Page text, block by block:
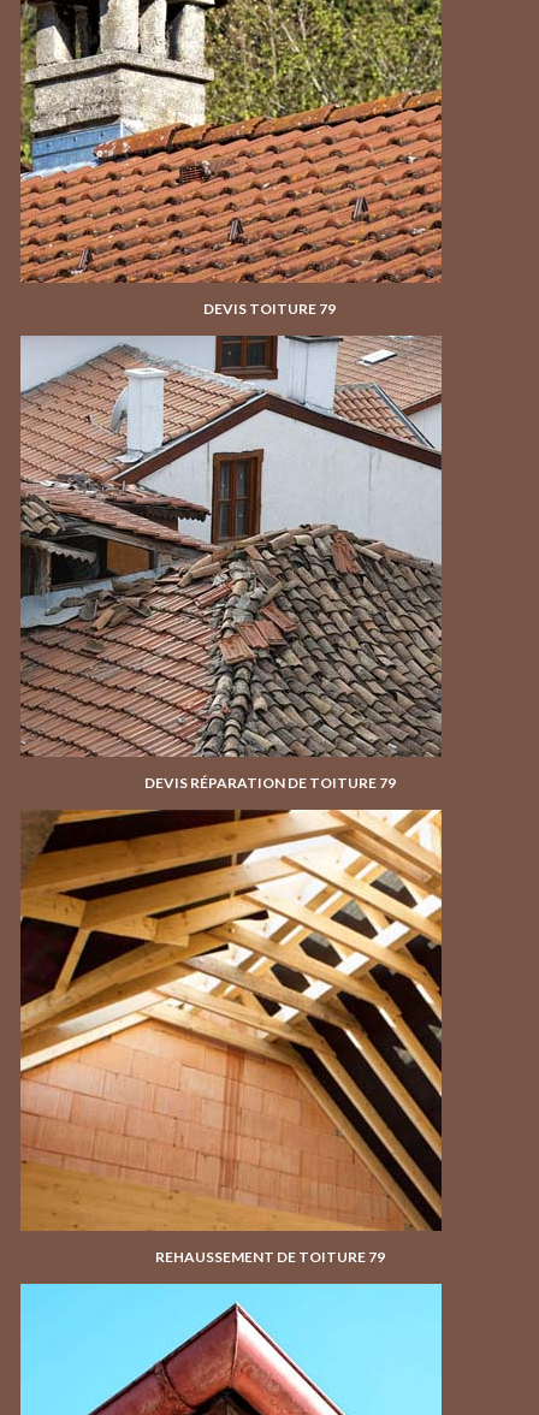
DEVIS TOITURE 79
DEVIS RÉPARATION DE TOITURE 79
REHAUSSEMENT DE TOITURE 79